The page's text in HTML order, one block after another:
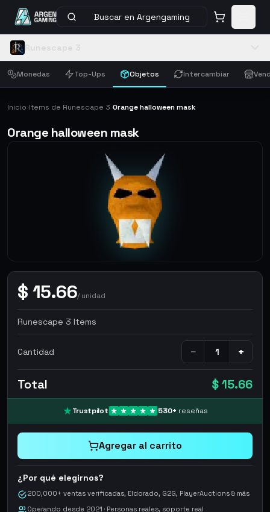
Buscar en Argengaming
Monedas Top-Ups Objetos Intercambiar
Inicio›Items de Runescape 3›Orange halloween mask
Orange halloween mask
$ 15.66/unidad
Runescape 3 Items
Cantidad − +
Total $ 15.66
Trustpilot 530+ reseñas
Agregar al carrito
¿Por qué elegirnos?
200,000+ ventas verificadas, Eldorado, G2G, PlayerAuctions & más
Operando desde 2021 · Personas reales, soporte real